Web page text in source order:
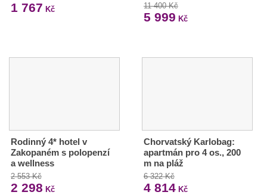
1 767 Kč 11 400 Kč
5 999 Kč
Rodinný 4* hotel v
Zakopaném s polopenzí
a wellness
2 553 Kč
2 298 Kč
Chorvatský Karlobag:
apartmán pro 4 os., 200
m na pláž
6 322 Kč
4 814Kč